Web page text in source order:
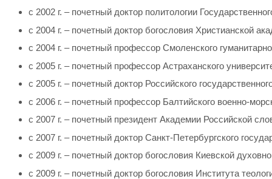
с 2002 г. – почетный доктор политологии
с 2004 г. – почетный доктор богословия Христианской
с 2004 г. – почетный профессор Смоленского
с 2005 г. – почетный профессор Астраханского
с 2005 г. – почетный доктор Российского
с 2006 г. – почетный профессор Балтийского военно-
с 2007 г. – почетный президент Академии Российской
с 2007 г. – почетный доктор Санкт-Петербургского
с 2009 г. – почетный доктор богословия Киевской
с 2009 г. – почетный доктор богословия Института